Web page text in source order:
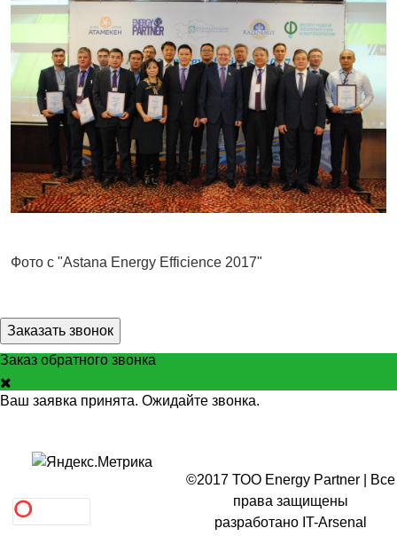
Фото с "Astana Energy Efficience 2017"
Заказать звонок
Заказ обратного звонка
Ваш заявка принята. Ожидайте звонка.
©2017 ТОО Energy Partner | Все
права защищены
разработано IT-Arsenal